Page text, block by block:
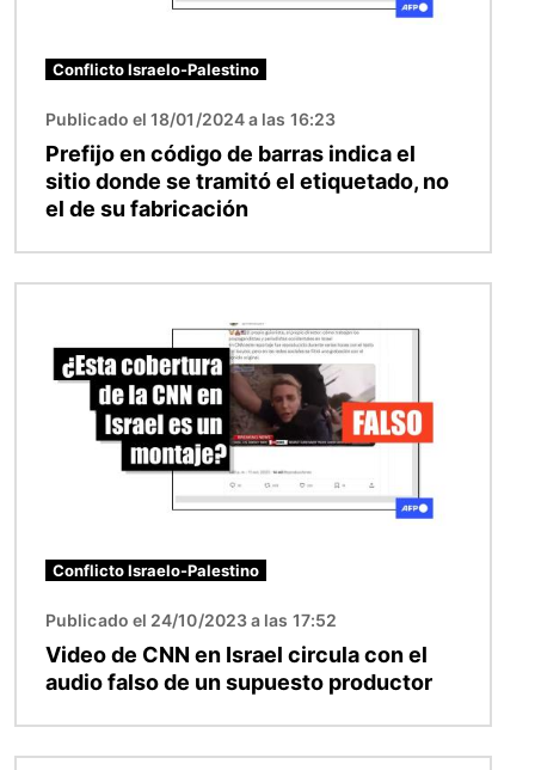
Conflicto Israelo-Palestino
Publicado el 18/01/2024 a las 16:23
Prefijo en código de barras indica el
sitio donde se tramitó el etiquetado, no
el de su fabricación
Conflicto Israelo-Palestino
Publicado el 24/10/2023 a las 17:52
Video de CNN en Israel circula con el
audio falso de un supuesto productor